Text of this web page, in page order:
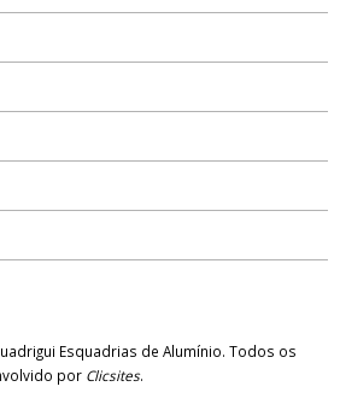
Esquadrias de Alumínio. Todos os
por Clicsites.